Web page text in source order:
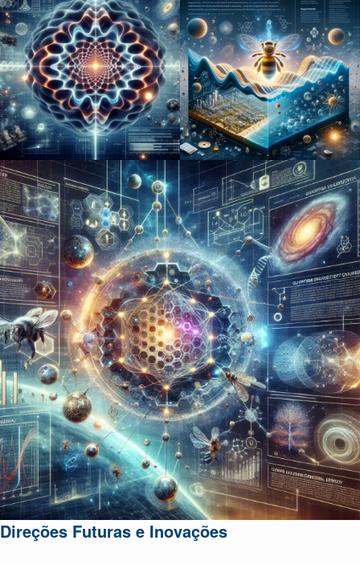
Direções Futuras e Inovações